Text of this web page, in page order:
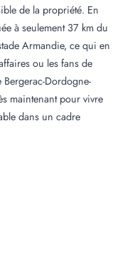
de la propriété. En
à seulement 37 km du
Armandie, ce qui en
ou les fans de
Dordogne-
maintenant pour vivre
dans un cadre